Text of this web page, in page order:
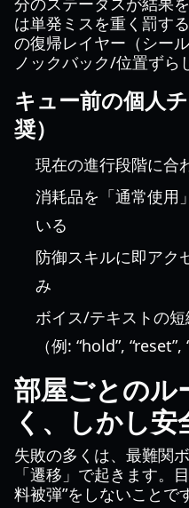
は単発ミスを重く罰す
の復帰レイヤー（シー
ノックバック/位置ずら
キュー前の個人
奨）
現在の進行段階に合
消耗品を「通常使用
いる
防御スキルに即アク
み
ボイス/テキストの
（例: “hold”, “reset”,
部屋ごとのル
く、しかし安
失敗の多くは、最難関
「遷移」で起きます。
料被弾”をしないことで